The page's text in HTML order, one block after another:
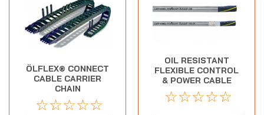
ÖLFLEX® CONNECT
CABLE CARRIER
CHAIN
☆☆☆☆☆
OIL RESISTANT
FLEXIBLE CONTROL
& POWER CABLE
☆☆☆☆☆